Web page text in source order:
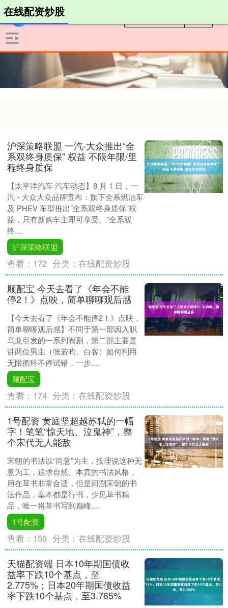
在线配资炒股
沪深策略联盟 一汽-大众推出“全
系双终身质保” 权益 不限年限/里
程终身质保
【太平洋汽车 汽车动态】8 月 1 日，一
汽 - 大众大众品牌宣布：旗下全系燃油车
及 PHEV 车型推出"全系双终身质保"权
益，只有新购车主即可享受。"全系双
终....
沪深策略联盟
查看： 172 分类：在线配资炒股
顺配宝 今天去看了《年会不能
停2！》点映，简单聊聊观后感
【今天去看了《年会不能停2！》点映，
简单聊聊观后感】不同于第一部因入职
乌龙引发的一系列闹剧，第二部主要是
讲两位男主（张若昀、白客）如何利用
无限循环不停试错，一步....
顺配宝
查看： 174 分类：在线配资炒股
1号配资 黄庭坚超越苏轼的一幅
字！笔笔“惊天地、泣鬼神”，整
个宋代无人能敌
宋朝的书法以“尚意”为主，按理说这种无
意为工，追求自然、本真的书法风格，
用在草书非常合适，但是回溯宋朝的书
法作品，基本都是行书，少见草书精
品，唯一将草书写到巅峰....
1号配资
查看： 150 分类：在线配资炒股
天猫配资端 日本10年期国债收
益率下跌10个基点，至
2.775%；日本20年期国债收益
率下跌10个基点，至3.765%